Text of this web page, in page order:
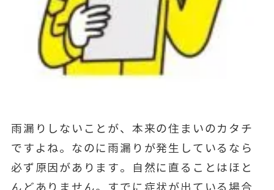
雨漏りしないことが、本来の住まいのカタチ
ですよね。なのに雨漏りが発生しているなら
必ず原因があります。自然に直ることはほと